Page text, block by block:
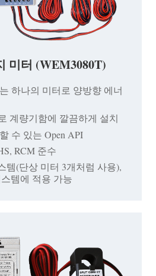
미터 (WEM3080T)
하나의 미터로 양방향 에너
계량기함에 깔끔하게 설치
수 있는 Open API
RCM 준수
템(단상 미터 3개처럼 사용),
스템에 적용 가능